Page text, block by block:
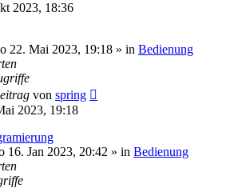
2023, 18:36
22. Mai 2023, 19:18 » in Bedienung
von spring
2023, 19:18
16. Jan 2023, 20:42 » in Bedienung